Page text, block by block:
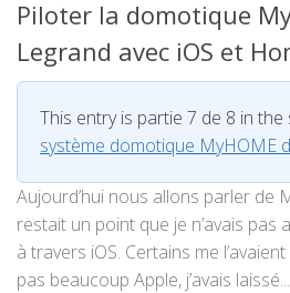
Piloter la domotique
Legrand avec iOS et
This entry is partie 7 de 8 in the
système domotique MyHOME
Aujourd’hui nous allons parler de
restait un point que je n’avais pas
à travers iOS. Certains me
pas beaucoup Apple, j’avais laissé...